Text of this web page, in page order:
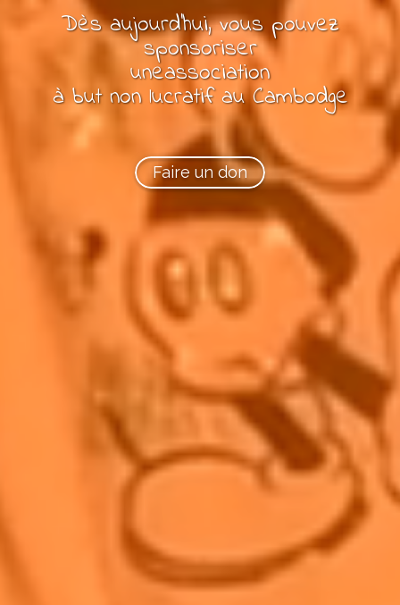
Dès aujourd'hui, vous pouvez
sponsoriser
uneassociation
à but non lucratifau Cambodge
Faire un don